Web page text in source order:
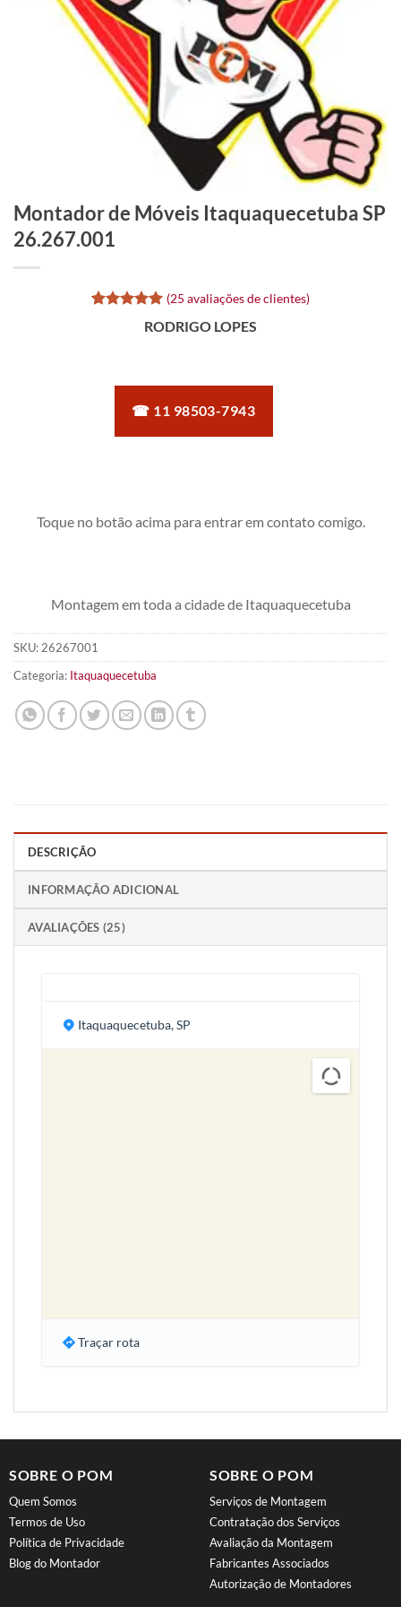
Montador de Móveis Itaquaquecetuba SP
26.267.001
de
(25 avaliações de clientes)
RODRIGO LOPES
☎ 11 98503-7943
Toque no botão acima para entrar em contato comigo.
Montagem em toda a cidade de Itaquaquecetuba
SKU:26267001
Categoria: Itaquaquecetuba
DESCRIÇÃO
INFORMAÇÃO ADICIONAL
AVALIAÇÕES (25)
Itaquaquecetuba, SP
Traçar rota
SOBRE O POM
Quem Somos
Termos de Uso
Política de Privacidade
Blog do Montador
SOBRE O POM
Serviços de Montagem
Contratação dos Serviços
Avaliação da Montagem
Fabricantes Associados
Autorização de Montadores